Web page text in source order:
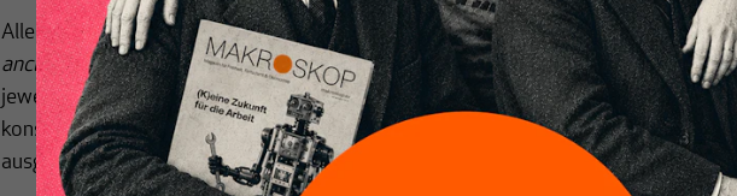
Allerdings lassen sich die beiden Weltkriege nicht darunter subsumieren, denn das
ancien regimeder aristokratischen Reiche und der Faschismus waren doch von
jeweils besonderer Qualität. Auch weitere Dimensionen wie ›progressiv versus
konservativ‹ und ›laizistisch versus christlich‹ bleiben bei diesem Schema
ausgeblendet.